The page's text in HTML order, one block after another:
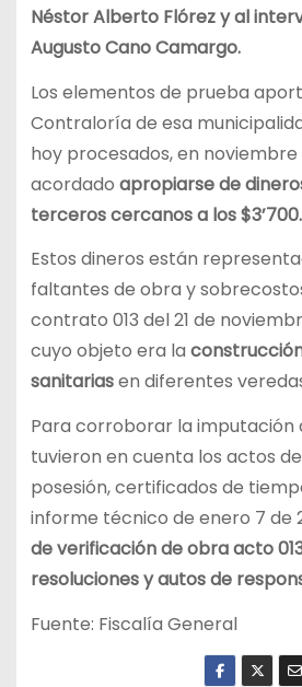
Néstor Alberto Flórez y al
Augusto Cano Camargo.
Los elementos de prueba
Contraloría de esa
hoy procesados, en
acordado apropiarse de
terceros cercanos a los
Estos dineros están
faltantes de obra y
contrato 013 del 21 de
cuyo objeto era la
sanitariasen diferentes
Para corroborar la imputación
tuvieron en cuenta los actos
posesión, certificados de
informe técnico de enero 7 de
de verificación de obra acto
resoluciones y autos de
Fuente: Fiscalía General